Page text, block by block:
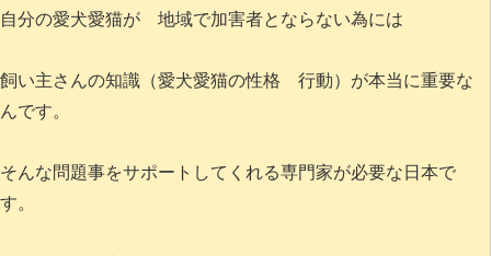
自分の愛犬愛猫が 地域で加害者とならない為には
飼い主さんの知識（愛犬愛猫の性格 行動）が本当に重要な
んです。
そんな問題事をサポートしてくれる専門家が必要な日本で
す。